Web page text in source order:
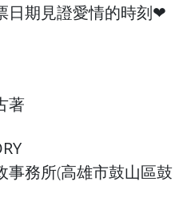
期見證愛情的時刻❤︎
著
事務所(高雄市鼓山區鼓